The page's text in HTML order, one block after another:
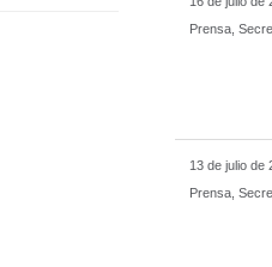
16 de julio de
Prensa,
13 de julio de
Prensa,